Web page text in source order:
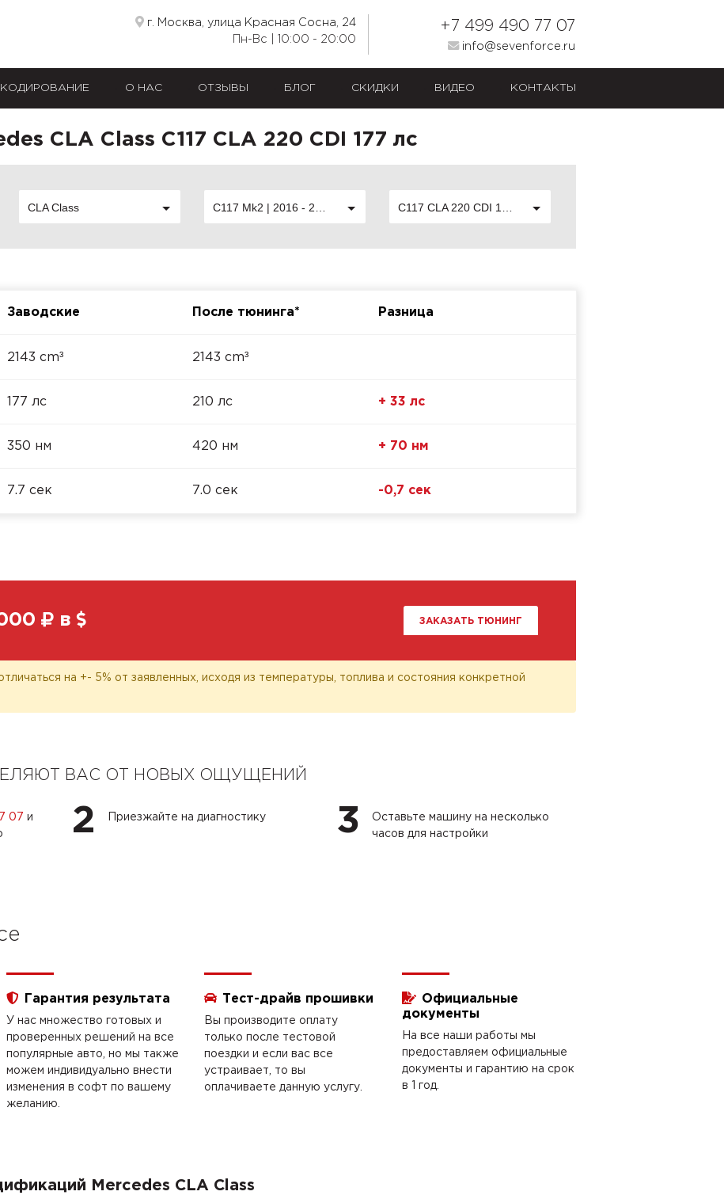
г. Москва, улица Красная Сосна, 24
Пн-Вс | 10:00 - 20:00
+7 499 490 77 07
info@sevenforce.ru
КОДИРОВАНИЕ О НАС ОТЗЫВЫ БЛОГ СКИДКИ ВИДЕО КОНТАКТЫ
CLA Class C117 CLA 220 CDI 177 лс
CLA Class
Заводские После тюнинга* Разница
2143 cm³ 2143 cm³
177 лс 210 лс + 33 лс
350 нм 420 нм + 70 нм
7.7 сек 7.0 сек -0,7 сек
в ЗАКАЗАТЬ ТЮНИНГ
на +- 5% от заявленных, исходя из температуры, топлива и состояния конкретной
ВАС ОТ НОВЫХ ОЩУЩЕНИЙ
07
и
2 Приезжайте на диагностику 3
Оставьте машину на несколько
часов для настройки
Гарантия результата
У нас множество готовых и
проверенных решений на все
популярные авто, но мы также
можем индивидуально внести
изменения в софт по вашему
желанию.
Тест-драйв прошивки
Вы производите оплату
только после тестовой
поездки и если вас все
устраивает, то вы
оплачиваете данную услугу.
Официальные
документы
На все наши работы мы
предоставляем официальные
документы и гарантию на срок
в 1 год.
Mercedes CLA Class